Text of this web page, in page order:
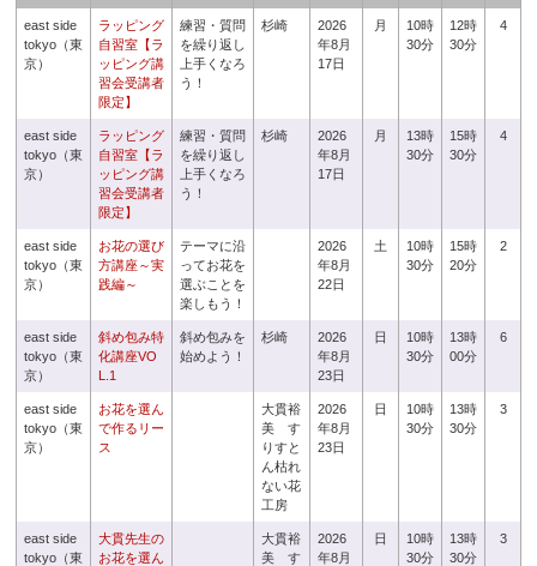
east side
tokyo（東
京）
ラッピング
自習室【ラ
ッピング講
習会受講者
限定】
練習・質問
を繰り返し
上手くなろ
う！
杉崎
2026
年8月
17日
月
10時
30分
12時
30分
4
east side
tokyo（東
京）
ラッピング
自習室【ラ
ッピング講
習会受講者
限定】
練習・質問
を繰り返し
上手くなろ
う！
杉崎
2026
年8月
17日
月
13時
30分
15時
30分
4
east side
tokyo（東
京）
お花の選び
方講座～実
践編～
テーマに沿
ってお花を
選ぶことを
楽しもう！
2026
年8月
22日
土
10時
30分
15時
20分
2
east side
tokyo（東
京）
斜め包み特
化講座VO
L.1
斜め包みを
始めよう！
杉崎
2026
年8月
23日
日
10時
30分
13時
00分
6
east side
tokyo（東
京）
お花を選ん
で作るリー
ス
大貫裕
美 す
りすと
ん枯れ
ない花
工房
2026
年8月
23日
日
10時
30分
13時
30分
3
east side
tokyo（東
大貫先生の
お花を選ん
大貫裕
美 す
2026
年8月
日
10時
30分
13時
30分
3